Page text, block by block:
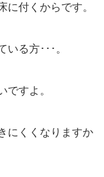
付くからです。
る方･･･。
ですよ。
にくくなりますか